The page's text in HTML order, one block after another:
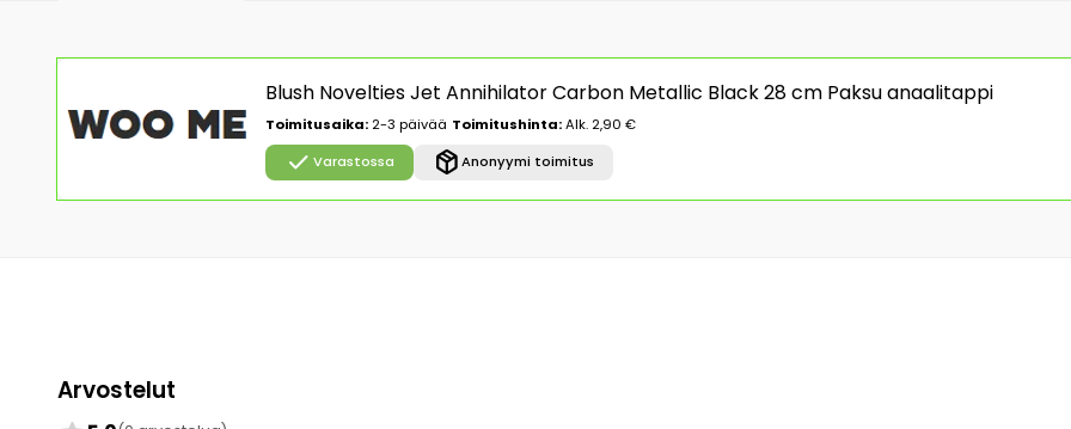
Blush Novelties Jet Annihilator Carbon Metallic Black 28 cm Paksu anaalitappi
Toimitusaika: 2-3 päivää Toimitushinta:Alk. 2,90 €
check Varastossa package_2Anonyymi toimitus
Arvostelut